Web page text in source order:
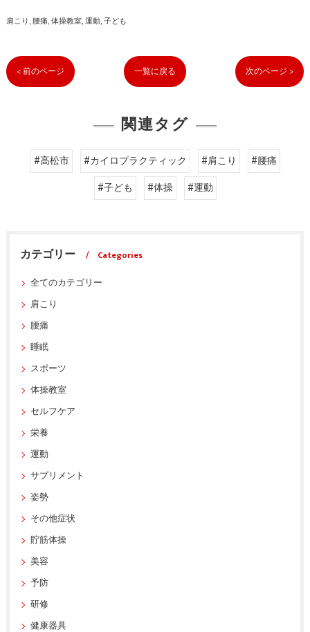
肩こり 腰痛 体操教室 運動 子ども
< 前のページ 一覧に戻る 次のページ >
関連タグ
#高松市 #カイロプラクティック #肩こり
#腰痛
#子ども
#体操 #運動
カテゴリー
Categories
全てのカテゴリー
肩こり
腰痛
睡眠
スポーツ
体操教室
セルフケア
栄養
運動
サプリメント
姿勢
その他症状
貯筋体操
美容
予防
研修
健康器具